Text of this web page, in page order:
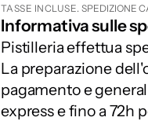
TASSE INCLUSE.SPEDIZIONE
Informativa sulle
Pistilleria effettua
La preparazione
pagamento e
express e fino a 72h